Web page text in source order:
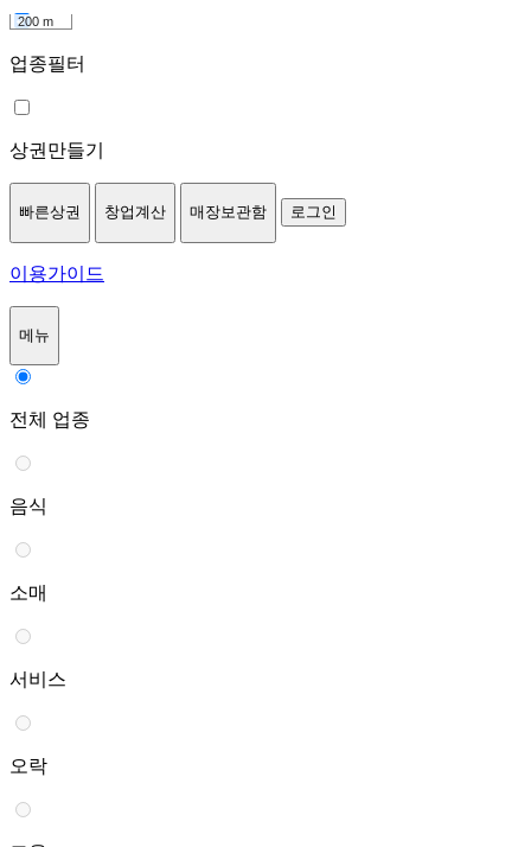
200 m
업종필터
상권만들기
빠른상권 창업계산 매장보관함 로그인
이용가이드
메뉴
전체 업종
음식
소매
서비스
오락